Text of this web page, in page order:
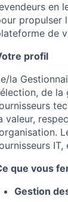
en
propulser
de
profil
la
de la
valeur,
IT,
que vous
Gestion